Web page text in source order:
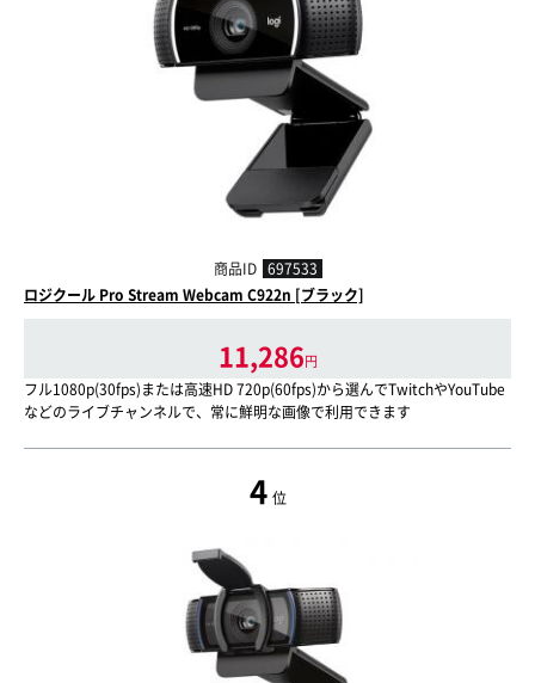
商品ID 697533
ロジクール Pro Stream Webcam C922n [ブラック]
11,286円
フル1080p(30fps)または高速HD 720p(60fps)から選んでTwitchやYouTube
などのライブチャンネルで、常に鮮明な画像で利用できます
4 位